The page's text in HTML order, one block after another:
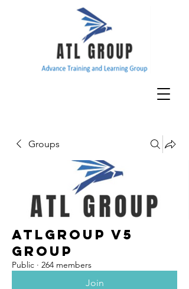
Groups
ATLGroup v5
Group
Public · 264 members
Join